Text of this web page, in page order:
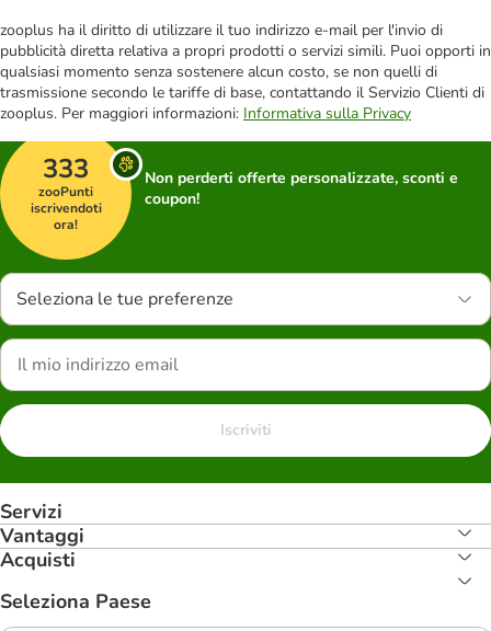
zooplus ha il diritto di utilizzare il tuo indirizzo e-mail per l'invio di
pubblicità diretta relativa a propri prodotti o servizi simili. Puoi opporti in
qualsiasi momento senza sostenere alcun costo, se non quelli di
trasmissione secondo le tariffe di base, contattando il Servizio Clienti di
zooplus. Per maggiori informazioni: Informativa sulla Privacy
333
zooPunti
iscrivendoti
ora!
Non perderti offerte personalizzate, sconti e
coupon!
Seleziona le tue preferenze
Iscriviti
Servizi
Vantaggi
Acquisti
Seleziona Paese